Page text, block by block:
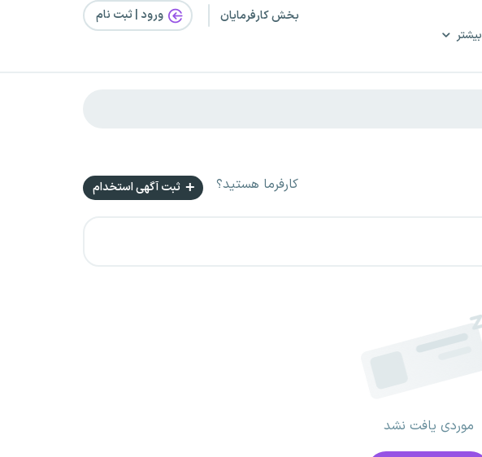
بیشتر
بخش کارفرمایان ورود | ثبت‌ نام
کارفرما هستید؟ ثبت آگهی استخدام
موردی یافت نشد